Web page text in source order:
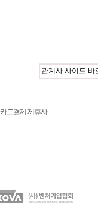
카드결제 제휴사